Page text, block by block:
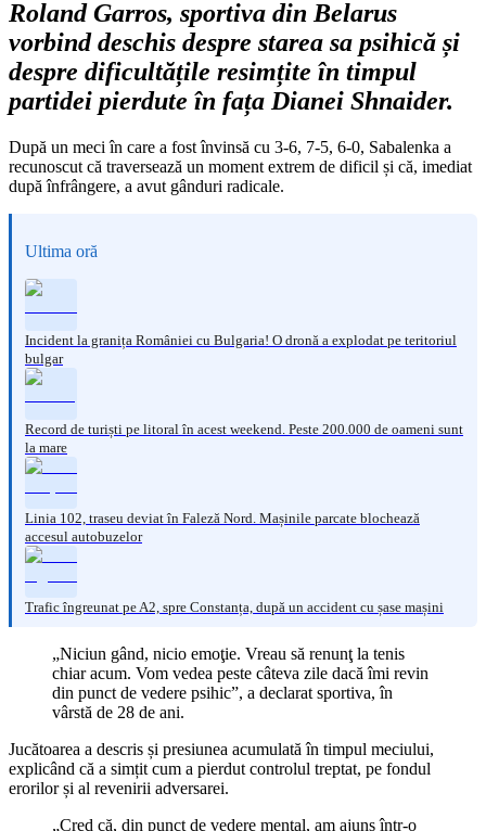
Roland Garros, sportiva din Belarus
vorbind deschis despre starea sa psihică și
despre dificultățile resimțite în timpul
partidei pierdute în fața Dianei Shnaider.
După un meci în care a fost învinsă cu 3-6, 7-5, 6-0, Sabalenka a
recunoscut că traversează un moment extrem de dificil și că, imediat
după înfrângere, a avut gânduri radicale.
Ultima oră
Incident la granița României cu Bulgaria! O dronă a explodat pe teritoriul
bulgar
Record de turiști pe litoral în acest weekend. Peste 200.000 de oameni sunt
la mare
Linia 102, traseu deviat în Faleză Nord. Mașinile parcate blochează
accesul autobuzelor
Trafic îngreunat pe A2, spre Constanța, după un accident cu șase mașini
„Niciun gând, nicio emoţie. Vreau să renunţ la tenis
chiar acum. Vom vedea peste câteva zile dacă îmi revin
din punct de vedere psihic”, a declarat sportiva, în
vârstă de 28 de ani.
Jucătoarea a descris și presiunea acumulată în timpul meciului,
explicând că a simțit cum a pierdut controlul treptat, pe fondul
erorilor și al revenirii adversarei.
„Cred că, din punct de vedere mental, am ajuns într-o